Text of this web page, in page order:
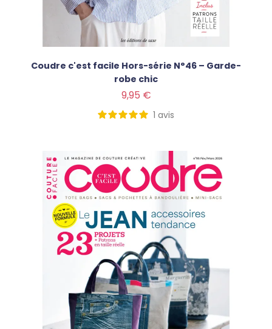
Coudre c'est facile Hors-série N°46 – Garde-
robe chic
9,95 €
1 avis